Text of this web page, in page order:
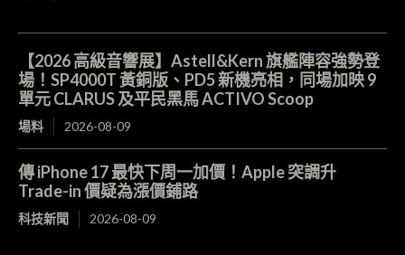
【2026 高級音響展】Astell&Kern 旗艦陣容強勢登
場！SP4000T 黃銅版、PD5 新機亮相，同場加映 9
單元 CLARUS 及平民黑馬 ACTIVO Scoop
場料 2026-08-09
傳 iPhone 17 最快下周一加價！Apple 突調升
Trade-in 價疑為漲價鋪路
科技新聞 2026-08-09